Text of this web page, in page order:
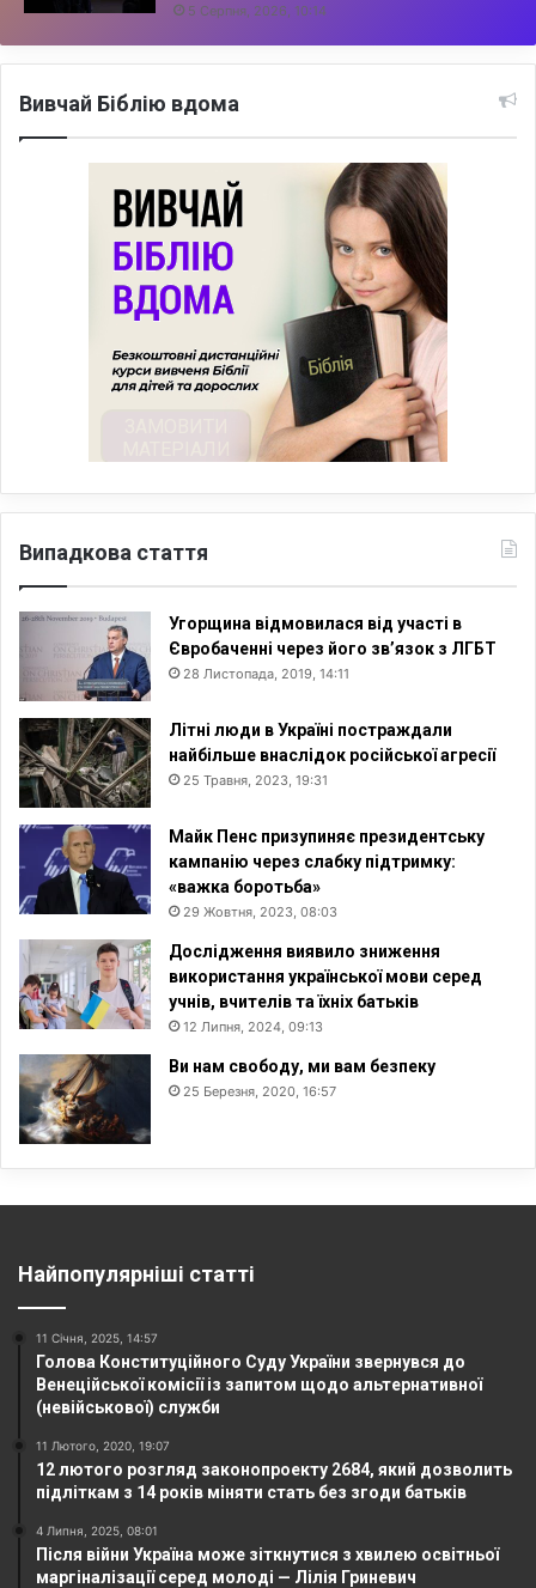
5 Серпня, 2026, 10:14
Вивчай Біблію вдома
Випадкова стаття
Угорщина відмовилася від участі в
Євробаченні через його зв’язок з ЛГБТ
28 Листопада, 2019, 14:11
Літні люди в Україні постраждали
найбільше внаслідок російської агресії
25 Травня, 2023, 19:31
Майк Пенс призупиняє президентську
кампанію через слабку підтримку:
«важка боротьба»
29 Жовтня, 2023, 08:03
Дослідження виявило зниження
використання української мови серед
учнів, вчителів та їхніх батьків
12 Липня, 2024, 09:13
Ви нам свободу, ми вам безпеку
25 Березня, 2020, 16:57
Найпопулярніші статті
11 Січня, 2025, 14:57
Голова Конституційного Суду України звернувся до
Венеційської комісії із запитом щодо альтернативної
(невійськової) служби
11 Лютого, 2020, 19:07
12 лютого розгляд законопроекту 2684, який дозволить
підліткам з 14 років міняти стать без згоди батьків
4 Липня, 2025, 08:01
Після війни Україна може зіткнутися з хвилею освітньої
маргіналізації серед молоді — Лілія Гриневич